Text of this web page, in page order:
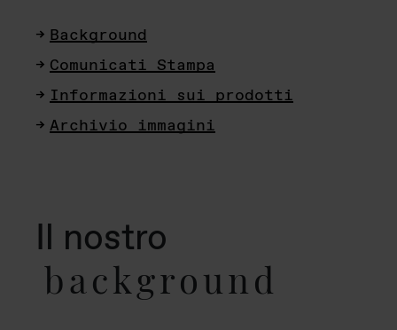
Background
Comunicati Stampa
Informazioni sui prodotti
Archivio immagini
Il nostro
background